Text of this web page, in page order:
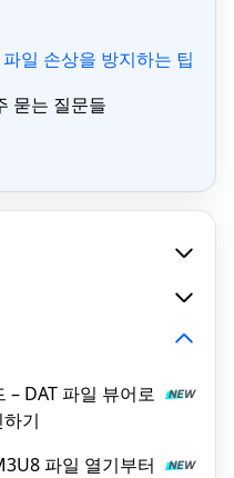
일 손상을 방지하는 팁
묻는 질문들
– DAT 파일 뷰어로
기
파일 열기부터